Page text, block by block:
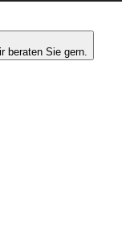
beraten Sie gern.